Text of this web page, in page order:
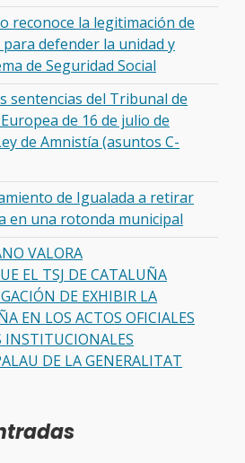
reconoce la legitimación de
defender la unidad y
de Seguridad Social
sentencias del Tribunal de
de 16 de julio de
de Amnistía (asuntos C-
de Igualada a retirar
en una rotonda municipal
VALORA
EL TSJ DE CATALUÑA
DE EXHIBIR LA
EN LOS ACTOS OFICIALES
INSTITUCIONALES
DE LA GENERALITAT